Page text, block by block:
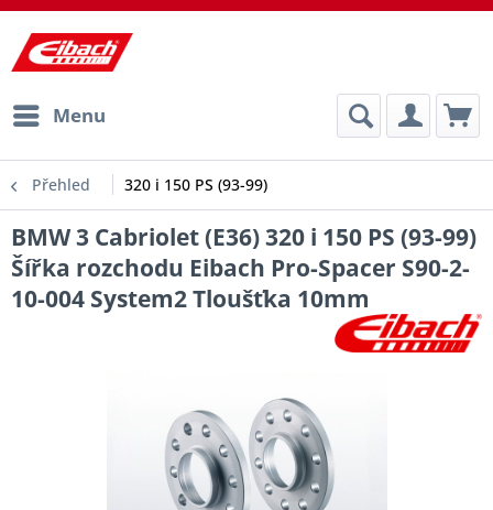
Menu
Přehled 320 i 150 PS (93-99)
BMW 3 Cabriolet (E36) 320 i 150 PS (93-99)
Šířka rozchodu Eibach Pro-Spacer S90-2-
10-004 System2 Tloušťka 10mm